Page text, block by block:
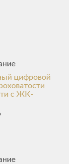
цифровой
с ЖК-